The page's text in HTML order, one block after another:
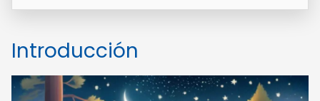
Introducción